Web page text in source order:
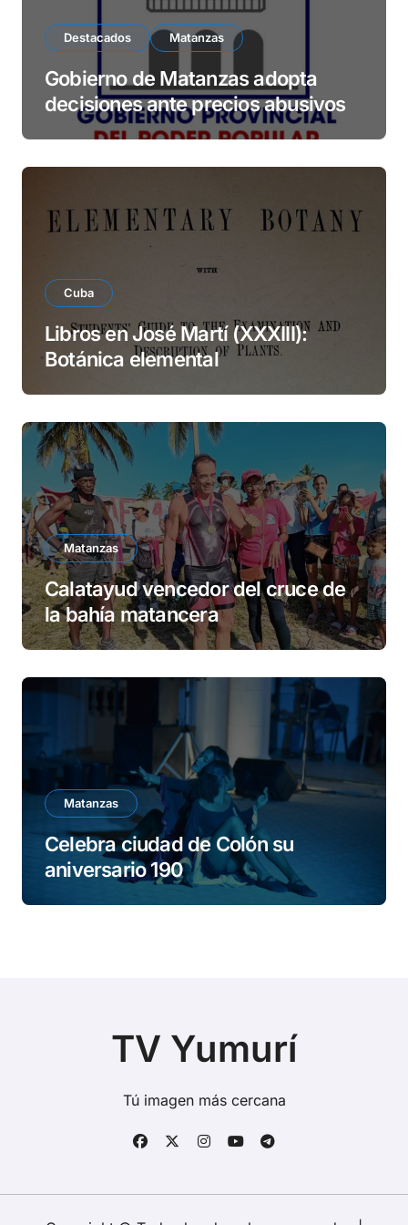
Destacados Matanzas
Gobierno de Matanzas adopta
decisiones ante precios abusivos
Cuba
Libros en José Martí (XXXIII):
Botánica elemental
Matanzas
Calatayud vencedor del cruce de
la bahía matancera
Matanzas
Celebra ciudad de Colón su
aniversario 190
TV Yumurí
Tú imagen más cercana